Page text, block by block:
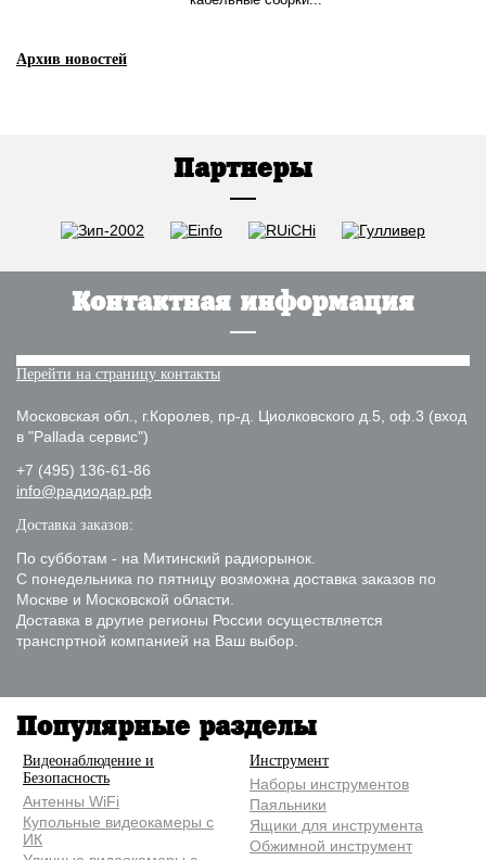
Архив новостей
Партнеры
Контактная информация
Перейти на страницу контакты
Московская обл., г.Королев, пр-д. Циолковского д.5, оф.3 (вход
в "Pallada сервис")
+7 (495) 136-61-86
info@радиодар.рф
Доставка заказов:
По субботам - на Митинский радиорынок.
С понедельника по пятницу возможна доставка заказов по
Москве и Московской области.
Доставка в другие регионы России осуществляется
транспртной компанией на Ваш выбор.
Популярные разделы
Видеонаблюдение и
Безопасность
Антенны WiFi
Купольные видеокамеры с
ИК
Инструмент
Наборы инструментов
Паяльники
Ящики для инструмента
Обжимной инструмент